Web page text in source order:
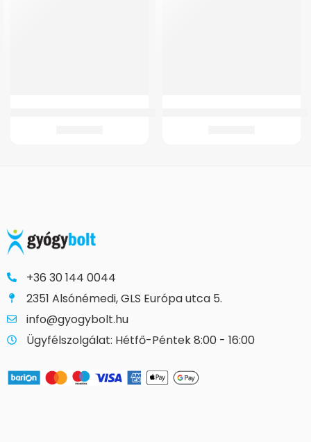
+36 30 144 0044
2351 Alsónémedi, GLS Európa utca 5.
info@gyogybolt.hu
Ügyfélszolgálat: Hétfő-Péntek 8:00 - 16:00